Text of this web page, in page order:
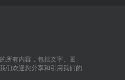
所有内容，包括文字、图
们欢迎您分享和引用我们的